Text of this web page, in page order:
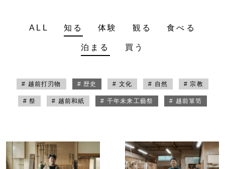
ALL 知る 体験 観る 食べる
泊まる 買う
# 越前打刃物 # 歴史 # 文化 # 自然 # 宗教
# 祭 # 越前和紙 # 千年未来工藝祭 # 越前箪笥